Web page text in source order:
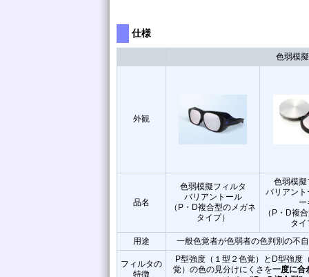
仕様
色弱模
外観
品名
色弱模擬フィルタ
バリアントール
（P・D複合型のメガネ
タイプ）
色弱模擬
バリアン
ー
（P・D複
タイ
用途
一般色覚者が色弱者の色判別の不
フィルタの
特徴
P型強度（１型２色覚）とD型強度
覚）の色の見分けにくさを一度に合